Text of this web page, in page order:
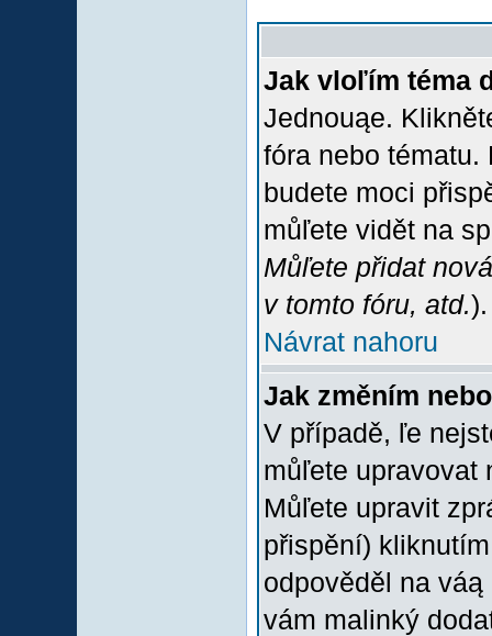
Jak vloľím téma
Jednouąe.
fóra nebo
budete moci
můľete vidět na
Můľete přidat
v tomto fóru, atd.).
Návrat nahoru
Jak změním
V případě, ľe
můľete upravovat
Můľete upravit
přispění)
odpověděl na
vám malinký